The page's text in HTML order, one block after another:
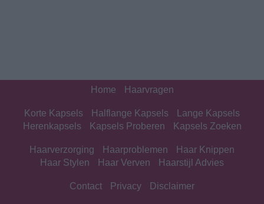
Home Haarvragen
Korte Kapsels Halflange Kapsels
Lange Kapsels
Herenkapsels
Kapsels Proberen Kapsels Zoeken
Haarverzorging Haarproblemen
Haar Knippen
Haar Stylen
Haar Verven Haarstijl Advies
Contact Privacy Disclaimer